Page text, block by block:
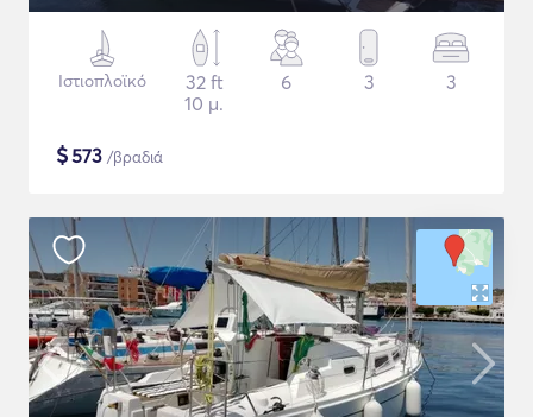
Ιστιοπλοϊκό
32 ft
10 μ.
6 3 3
$573 /βραδιά